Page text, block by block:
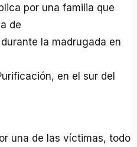
por una familia que
de
la madrugada en
en el sur del
una de las víctimas, todo